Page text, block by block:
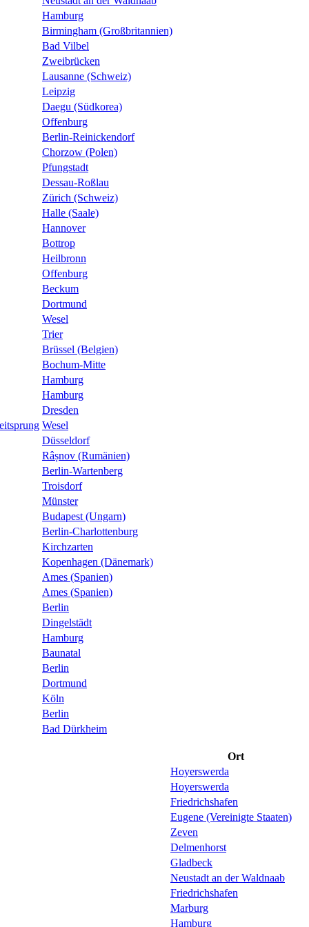
Hamburg
Birmingham (Großbritannien)
Bad Vilbel
Zweibrücken
Lausanne (Schweiz)
Leipzig
Daegu (Südkorea)
Offenburg
Berlin-Reinickendorf
Chorzow (Polen)
Pfungstadt
Dessau-Roßlau
Zürich (Schweiz)
Halle (Saale)
Hannover
Bottrop
Heilbronn
Offenburg
Beckum
Dortmund
Wesel
Trier
Brüssel (Belgien)
Bochum-Mitte
Hamburg
Hamburg
Dresden
Wesel
Düsseldorf
Râșnov (Rumänien)
Berlin-Wartenberg
Troisdorf
Münster
Budapest (Ungarn)
Berlin-Charlottenburg
Kirchzarten
Kopenhagen (Dänemark)
Ames (Spanien)
Ames (Spanien)
Berlin
Dingelstädt
Hamburg
Baunatal
Berlin
Dortmund
Köln
Berlin
Bad Dürkheim
Ort
Hoyerswerda
Hoyerswerda
Friedrichshafen
Eugene (Vereinigte Staaten)
Zeven
Delmenhorst
Gladbeck
Neustadt an der Waldnaab
Friedrichshafen
Marburg
Hamburg